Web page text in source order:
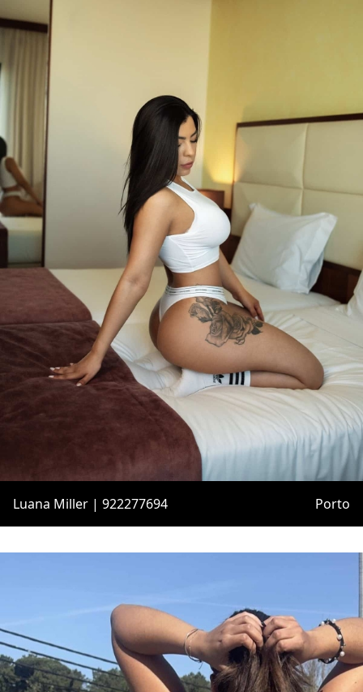
Luana Miller | 922277694 Porto